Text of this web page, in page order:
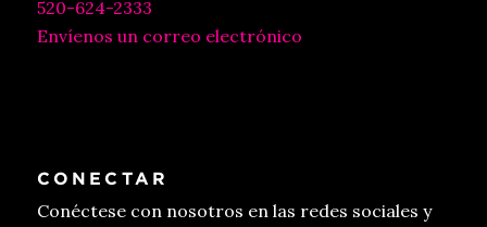
520-624-2333
Envíenos un correo electrónico
CONECTAR
Conéctese con nosotros en las redes sociales y